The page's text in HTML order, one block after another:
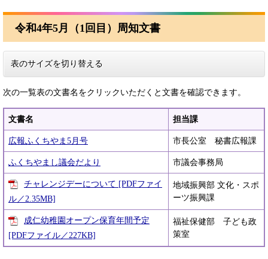
令和4年5月（1回目）周知文書
表のサイズを切り替える
次の一覧表の文書名をクリックいただくと文書を確認できます。
文書名 担当課
広報ふくちやま5月号 市長公室 秘書広報課
ふくちやまし議会だより 市議会事務局
チャレンジデーについて [PDFファイ
ル／2.35MB]
地域振興部 文化・スポ
ーツ振興課
成仁幼稚園オープン保育年間予定
[PDFファイル／227KB]
福祉保健部 子ども政
策室